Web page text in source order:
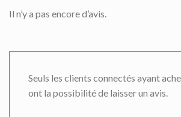
Il n’y a pas encore d’avis.
Seuls les clients connectés ayant
ont la possibilité de laisser un avis.